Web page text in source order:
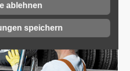
ablehnen
speichern